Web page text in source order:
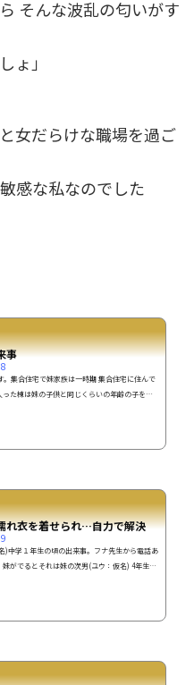
そんな波乱の匂いがす
ょ」
と女だらけな職場を過ご
感な私なのでした
事
。集合住宅で妹家族は一時期 集合住宅に住んで
た棟は妹の子供と同じくらいの年齢の子を持
れ衣を着せられ…自力で解決
)中学１年生の頃の出来事。フナ先生から電話あ
がでるとそれは妹の次男(ユウ：仮名) 4年生の